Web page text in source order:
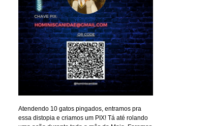
Atendendo 10 gatos pingados, entramos pra
essa distopia e criamos um PIX! Tá até rolando